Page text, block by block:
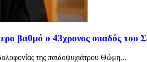
βαθμό ο 43χρονος οπαδός του
της παιδοψυχιάτρου Θώμη...